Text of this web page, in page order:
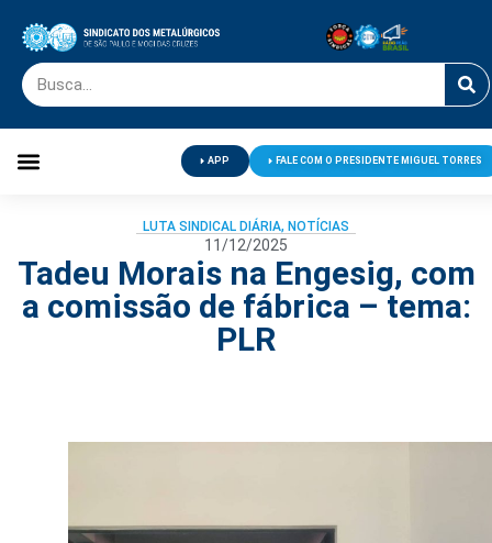
APP FALE COM O PRESIDENTE MIGUEL TORRES
LUTA SINDICAL DIÁRIA, NOTÍCIAS
11/12/2025
Tadeu Morais na Engesig, com
a comissão de fábrica – tema:
PLR